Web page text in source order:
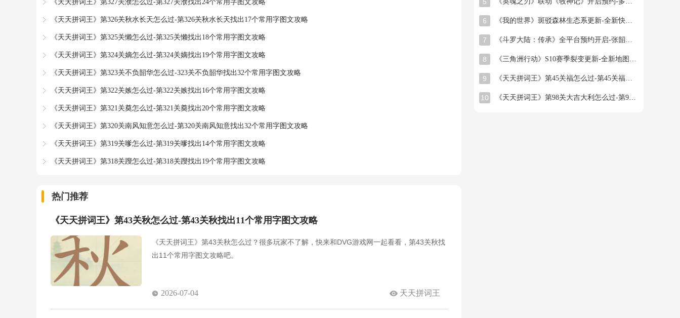
《天天拼词王》第327关濮怎么过-第327关濮找出24个常用字图文攻略
《天天拼词王》第326关秋水长天怎么过-第326关秋水长天找出17个常用字图文攻略
《天天拼词王》第325关懒怎么过-第325关懒找出18个常用字图文攻略
《天天拼词王》第324关嫡怎么过-第324关嫡找出19个常用字图文攻略
《天天拼词王》第323关不负韶华怎么过-323关不负韶华找出32个常用字图文攻略
《天天拼词王》第322关嫉怎么过-第322关嫉找出16个常用字图文攻略
《天天拼词王》第321关奠怎么过-第321关奠找出20个常用字图文攻略
《天天拼词王》第320关南风知意怎么过-第320关南风知意找出32个常用字图文攻略
《天天拼词王》第319关嗲怎么过-第319关嗲找出14个常用字图文攻略
《天天拼词王》第318关躞怎么过-第318关躞找出19个常用字图文攻略
热门推荐
《天天拼词王》第43关秋怎么过-第43关秋找出11个常用字图文攻略
《天天拼词王》第43关秋怎么过？很多玩家不了解，快来和DVG游戏网一起看看，第43关秋找
出11个常用字图文攻略吧。
2026-07-04 天天拼词王
6 《我的世界》斑驳森林生态系更新-全新快照版本抢先体验开启
7 《斗罗大陆：传承》全平台预约开启-张韶涵领衔邀你破茧成神
8 《三角洲行动》S10赛季裂变更新-全新地图首领与联动福利
9 《天天拼词王》第45关福怎么过-第45关福找出16个常用字图文攻略
10 《天天拼词王》第98关大吉大利怎么过-第98关大吉大利找出26个常用字图文攻略